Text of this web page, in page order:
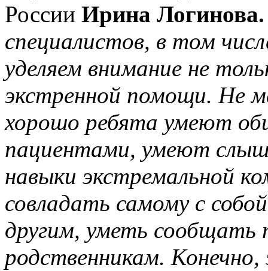
России Ирина Логинова.
специалистов, в том
уделяем внимание не
экстренной помощи. Не
хорошо ребята умеют
пациентами, умеют
навыки экстремальной
совладать самому с
другим, уметь сообщать
родственникам.